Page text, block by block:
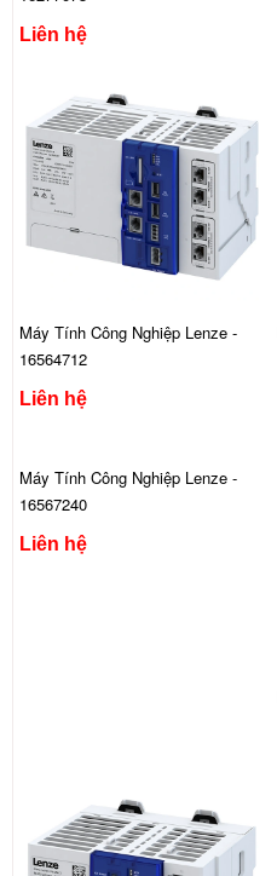
Liên hệ
Máy Tính Công Nghiệp Lenze -
16564712
Liên hệ
Máy Tính Công Nghiệp Lenze -
16567240
Liên hệ